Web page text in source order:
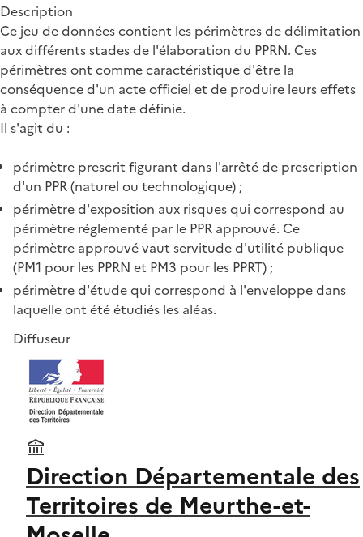
Description
Ce jeu de données contient les périmètres de délimitation
aux différents stades de l'élaboration du PPRN. Ces
périmètres ont comme caractéristique d'être la
conséquence d'un acte officiel et de produire leurs effets
à compter d'une date définie.
Il s'agit du :
périmètre prescrit figurant dans l'arrêté de prescription
d'un PPR (naturel ou technologique) ;
périmètre d'exposition aux risques qui correspond au
périmètre réglementé par le PPR approuvé. Ce
périmètre approuvé vaut servitude d'utilité publique
(PM1 pour les PPRN et PM3 pour les PPRT) ;
périmètre d'étude qui correspond à l'enveloppe dans
laquelle ont été étudiés les aléas.
Diffuseur
Direction Départementale des
Territoires de Meurthe-et-